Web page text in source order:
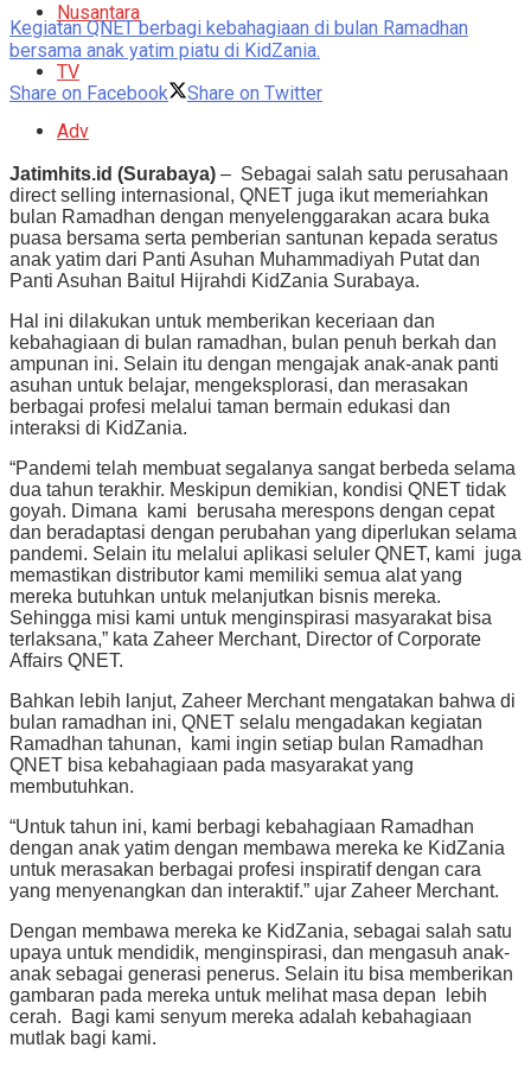
Nusantara
TV
Adv
Kegiatan QNET berbagi kebahagiaan di bulan Ramadhan
bersama anak yatim piatu di KidZania.
Share on Facebook
Share on Twitter
Jatimhits.id (Surabaya) – Sebagai salah satu perusahaan
direct selling internasional, QNET juga ikut memeriahkan
bulan Ramadhan dengan menyelenggarakan acara buka
puasa bersama serta pemberian santunan kepada seratus
anak yatim dari Panti Asuhan Muhammadiyah Putat dan
Panti Asuhan Baitul Hijrahdi KidZania Surabaya.
Hal ini dilakukan untuk memberikan keceriaan dan
kebahagiaan di bulan ramadhan, bulan penuh berkah dan
ampunan ini. Selain itu dengan mengajak anak-anak panti
asuhan untuk belajar, mengeksplorasi, dan merasakan
berbagai profesi melalui taman bermain edukasi dan
interaksi di KidZania.
“Pandemi telah membuat segalanya sangat berbeda selama
dua tahun terakhir. Meskipun demikian, kondisi QNET tidak
goyah. Dimana kami berusaha merespons dengan cepat
dan beradaptasi dengan perubahan yang diperlukan selama
pandemi. Selain itu melalui aplikasi seluler QNET, kami juga
memastikan distributor kami memiliki semua alat yang
mereka butuhkan untuk melanjutkan bisnis mereka.
Sehingga misi kami untuk menginspirasi masyarakat bisa
terlaksana,” kata Zaheer Merchant, Director of Corporate
Affairs QNET.
Bahkan lebih lanjut, Zaheer Merchant mengatakan bahwa di
bulan ramadhan ini, QNET selalu mengadakan kegiatan
Ramadhan tahunan, kami ingin setiap bulan Ramadhan
QNET bisa kebahagiaan pada masyarakat yang
membutuhkan.
“Untuk tahun ini, kami berbagi kebahagiaan Ramadhan
dengan anak yatim dengan membawa mereka ke KidZania
untuk merasakan berbagai profesi inspiratif dengan cara
yang menyenangkan dan interaktif.” ujar Zaheer Merchant.
Dengan membawa mereka ke KidZania, sebagai salah satu
upaya untuk mendidik, menginspirasi, dan mengasuh anak-
anak sebagai generasi penerus. Selain itu bisa memberikan
gambaran pada mereka untuk melihat masa depan lebih
cerah. Bagi kami senyum mereka adalah kebahagiaan
mutlak bagi kami.